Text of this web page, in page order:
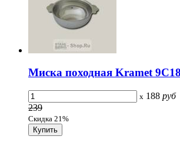
Миска походная Kramet
x 188 руб
239
Скидка 21%